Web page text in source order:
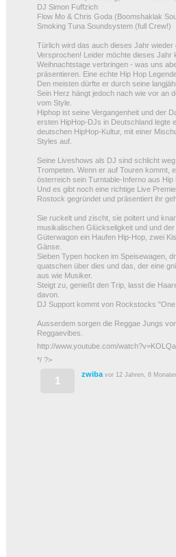
DJ Simon Fuffzich
Flow Mo & Chris Goda (Boomshaklak
Smoking Tuna Soundsystem (full Crew!)
Türlich wird das auch dieses Jahr
Versprochen! Leider möchte dieses Jahr
Weihnachtstage verbringen - was uns
präsentieren. Eine echte Hip Hop
Den meisten dürfte er durch seine
Sein Herz hängt jedoch nach wie vor an
vom Style.
Hiphop ist seine Vergangenheit und der
ersten HipHop-DJs in Deutschland legte
deutschen HipHop-Kultur, mit einer
Styles auf.
Seine Liveshows als DJ sind schlicht
Trompeten. Wenn er auf Touren kommt,
österreich sein Turntable-Inferno aus
Und es gibt noch eine richtige Live
Rostock gegründet und präsentiert ihr
Sie ruckelt und zischt, sie poltert und
musikalischen Glückseligkeit und und
Güterwagon ein Haufen Hip-Hop, zwei
Gänse.
Sieben Typen hocken im Speisewagen,
quatschen über dies und das, der eine
aus wie Musiker.
Steigt zu, genießt den Trip, lasst die
davon.
DJ Support kommt von Rockstocks
Ausserdem sorgen die Reggae Jungs
Reggaevibes.
http://www.youtube.com/
*/ ?>
1
zwiba vor 12 Jahren, 8